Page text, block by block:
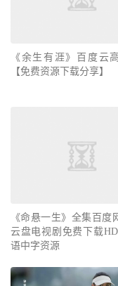
《余生有涯》百度云
【免费资源下载分享】
《命悬一生》全集百度
云盘电视剧免费下载
语中字资源